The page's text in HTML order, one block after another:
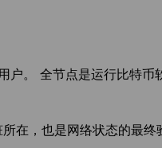
。 全节点是运行比特币
在，也是网络状态的最